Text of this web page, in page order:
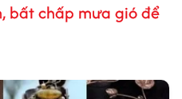
bất chấp mưa gió để